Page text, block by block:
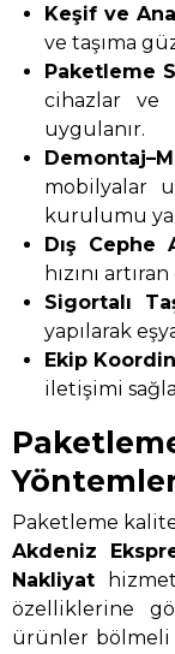
Keşif ve
ve taşıma
Paketleme
cihazlar ve
uygulanır.
mobilyalar
kurulumu
Dış Cephe
hızını
Sigortalı
yapılarak
Ekip
iletişimi
Paketleme
Akdeniz
Nakliyat
özelliklerine
ürünler bölmeli